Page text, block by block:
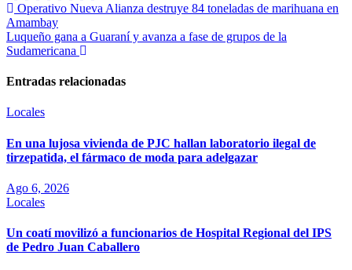
Operativo Nueva Alianza destruye 84 toneladas de marihuana en
Amambay
Luqueño gana a Guaraní y avanza a fase de grupos de la
Sudamericana
Entradas relacionadas
Locales
En una lujosa vivienda de PJC hallan laboratorio ilegal de
tirzepatida, el fármaco de moda para adelgazar
Ago 6, 2026
Locales
Un coatí movilizó a funcionarios de Hospital Regional del IPS
de Pedro Juan Caballero